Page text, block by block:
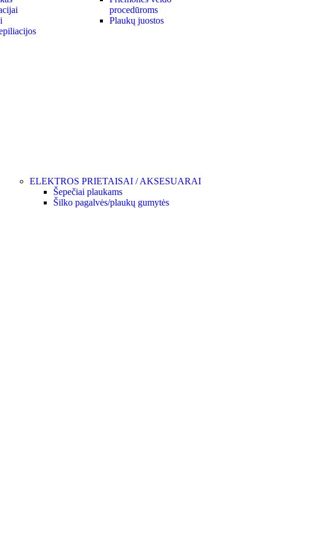
procedūroms
Plaukų juostos
ELEKTROS PRIETAISAI / AKSESUARAI
Šepečiai plaukams
Šilko pagalvės/plaukų gumytės